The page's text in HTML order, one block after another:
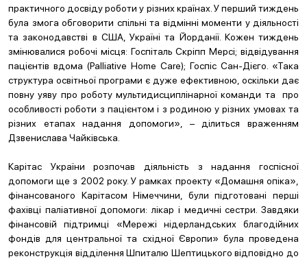
практичного досвіду роботи у різних країнах. У перший тиждень
була змога обговорити спільні та відмінні моменти у діяльності
та законодавстві в США, Україні та Йорданії. Кожен тиждень
змінювалися робочі місця: Госпіталь Скріпп Мерсі; відвідування
пацієнтів вдома (Palliative Home Care); Госпіс Сан-Дієго. «Така
структура освітньої програми є дуже ефективною, оскільки дає
повну уяву про роботу мультидисциплінарної команди та про
особливості роботи з пацієнтом і з родиною у різних умовах та
різних етапах надання допомоги», – ділиться враженням
Дзвенислава Чайківська.
Карітас України розпочав діяльність з надання госпісної
допомоги ще з 2002 року. У рамках проекту «Домашня опіка»,
фінансованого Карітасом Німеччини, були підготовані перші
фахівці паліативної допомоги: лікар і медичні сестри. Завдяки
фінансовій підтримці «Мережі нідерландських благодійних
фондів для центральної та східної Європи» була проведена
реконструкція відділення Шпиталю Шептицького відповідно до